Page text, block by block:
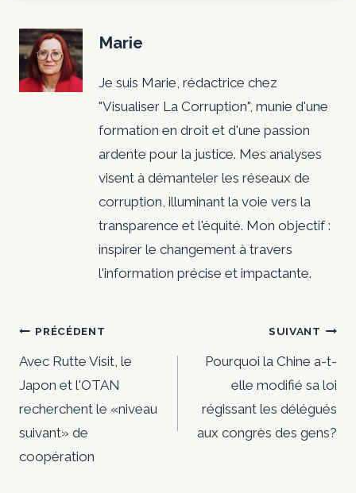
Marie
Je suis Marie, rédactrice chez
"Visualiser La Corruption", munie d'une
formation en droit et d'une passion
ardente pour la justice. Mes analyses
visent à démanteler les réseaux de
corruption, illuminant la voie vers la
transparence et l'équité. Mon objectif :
inspirer le changement à travers
l'information précise et impactante.
Navigation
de
l’article
PRÉCÉDENT
Avec Rutte Visit, le
Japon et l'OTAN
recherchent le «niveau
suivant» de
coopération
SUIVANT
Pourquoi la Chine a-t-
elle modifié sa loi
régissant les délégués
aux congrès des gens?